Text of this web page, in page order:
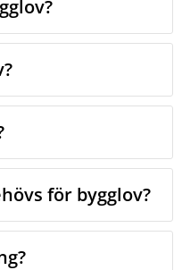
för bygglov?